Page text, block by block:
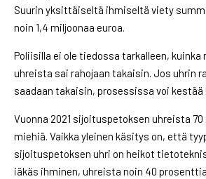
Suurin yksittäiseltä ihmiseltä viety
noin 1,4 miljoonaa euroa.
Poliisilla ei ole tiedossa tarkalleen, kuinka
uhreista sai rahojaan takaisin. Jos uhrin
saadaan takaisin, prosessissa voi kestää
Vuonna 2021 sijoituspetoksen uhreista
miehiä. Vaikka yleinen käsitys on, että
sijoituspetoksen uhri on heikot
iäkäs ihminen, uhreista noin 40